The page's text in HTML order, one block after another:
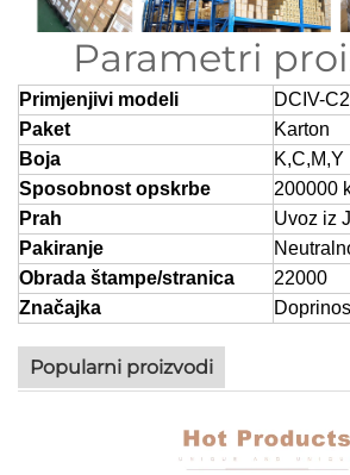
Parametri
Primjenjivi modeli
DCIV-
Paket
Karton
Boja
K,C,M,Y
Sposobnost opskrbe
200000
Prah
Uvoz iz
Pakiranje
Obrada štampe/stranica
22000
Značajka
Popularni proizvodi